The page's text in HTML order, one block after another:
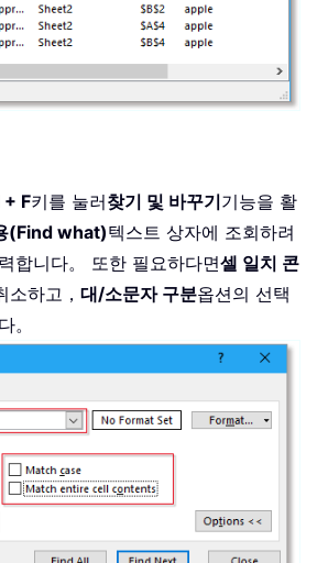
F키를 눌러찾기 및 바꾸기기능을 활
(Find what)텍스트 상자에 조회하려
합니다。 또한 필요하다면셀 일치 콘
하고， 대/소문자 구분옵션의 선택
。